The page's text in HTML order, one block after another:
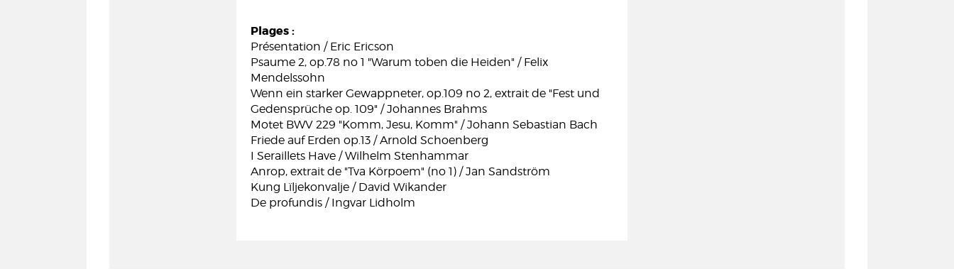
Plages :
Présentation / Eric Ericson
Psaume 2, op.78 no 1 "Warum toben die Heiden" / Felix
Mendelssohn
Wenn ein starker Gewappneter, op.109 no 2, extrait de "Fest und
Gedensprüche op. 109" / Johannes Brahms
Motet BWV 229 "Komm, Jesu, Komm" / Johann Sebastian Bach
Friede auf Erden op.13 / Arnold Schoenberg
I Seraillets Have / Wilhelm Stenhammar
Anrop, extrait de "Tva Körpoem" (no 1) / Jan Sandström
Kung Lïljekonvalje / David Wikander
De profundis / Ingvar Lidholm